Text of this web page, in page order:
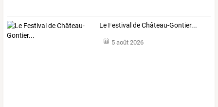
Le Festival de Château-Gontier...
5 août 2026